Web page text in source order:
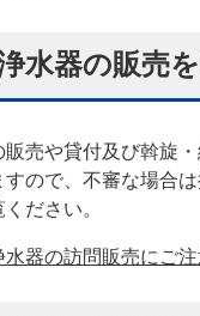
水器の販売
売や貸付及び斡旋
ので、不審な場合は
ださい。
器の訪問販売にご